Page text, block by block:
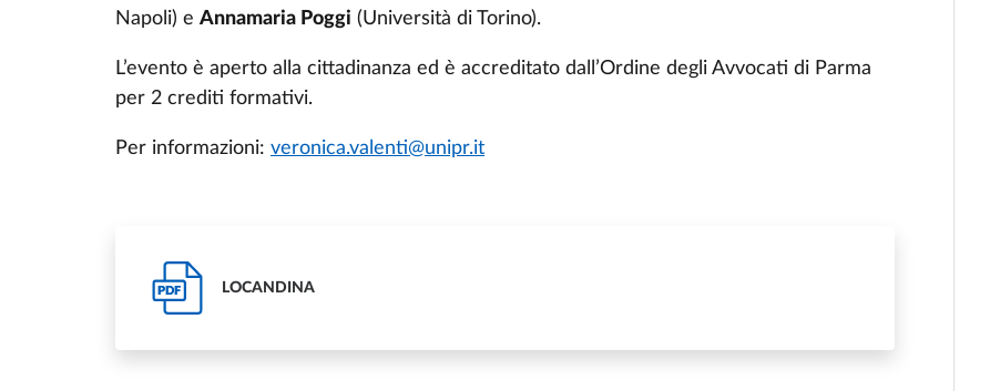
Napoli) eAnnamaria Poggi (Università di Torino).
L’evento è aperto alla cittadinanza ed è accreditato dall’Ordine degli Avvocati di Parma
per 2 crediti formativi.
Per informazioni:veronica.valenti@unipr.it
PDF LOCANDINA